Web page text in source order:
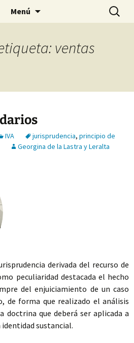
Menú Buscar:
ventas
IVA jurisprudencia, principio de
Georgina de la Lastra y Leralta
derivada del recurso de
peculiaridad destacada el hecho
del enjuiciamiento de un caso
de forma que realizado el análisis
doctrina que deberá ser aplicada a
sustancial.